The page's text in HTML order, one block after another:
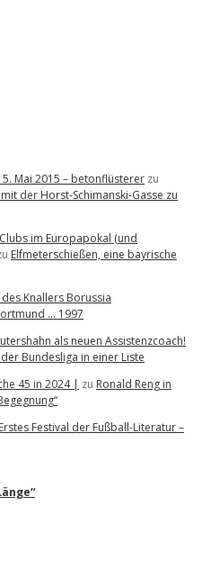
Mai 2015 – betonflüsterer zu
der Horst-Schimanski-Gasse zu
im Europapokal (und
Elfmeterschießen, eine bayrische
Knallers Borussia
… 1997
als neuen Assistenzcoach!
Bundesliga in einer Liste
45 in 2024 | zu Ronald Reng in
Festival der Fußball-Literatur –